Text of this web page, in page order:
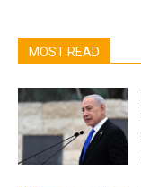
MOST READ